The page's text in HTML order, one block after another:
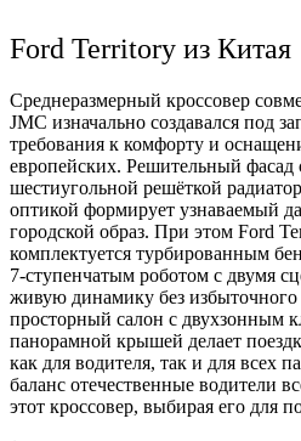
Ford Territory из Китая
Среднеразмерный кроссовер
JMC изначально создавался под
требования к комфорту и
европейских. Решительный фасад
шестиугольной решёткой
оптикой формирует узнаваемый
городской образ. При этом Ford
комплектуется турбированным
7-ступенчатым роботом с двумя
живую динамику без избыточного
просторный салон с двухзонным
панорамной крышей делает
как для водителя, так и для всех
баланс отечественные водители
этот кроссовер, выбирая его для